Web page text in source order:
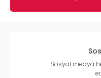
Sosyal medya